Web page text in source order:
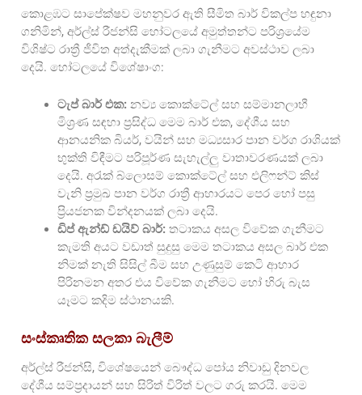
කොළඹට සාපේක්ෂව මහනුවර ඇති සීමිත බාර් විකල්ප හඳුනා
ගනිමින්, අර්ල්ස් රීජන්සි හෝටලයේ අමුත්තන්ට පරිශ්‍රයේම
විශිෂ්ට රාත්‍රී ජීවිත අත්දැකීමක් ලබා ගැනීමට අවස්ථාව ලබා
දෙයි. හෝටලයේ විශේෂාංග:
ටැප් බාර් එක: නව්‍ය කොක්ටේල් සහ සම්මානලාභී
මිශ්‍රණ සඳහා ප්‍රසිද්ධ මෙම බාර් එක, දේශීය සහ
ආනයනික බියර්, වයින් සහ මධ්‍යසාර පාන වර්ග රාශියක්
භුක්ති විඳීමට පරිපූර්ණ සැහැල්ලු වාතාවරණයක් ලබා
දෙයි. අරැක් බ්ලොසම් කොක්ටේල් සහ එලිෆන්ට් කිස්
වැනි ප්‍රමුඛ පාන වර්ග රාත්‍රී ආහාරයට පෙර හෝ පසු
ප්‍රියජනක වින්දනයක් ලබා දෙයි.
ඩිප් ඇන්ඩ් ඩයිව් බාර්: තටාකය අසල විවේක ගැනීමට
කැමති අයට වඩාත් සුදුසු මෙම තටාකය අසල බාර් එක
නිමක් නැති සිසිල් බීම සහ උණුසුම් කෙටි ආහාර
පිරිනමන අතර එය විවේක ගැනීමට හෝ හිරු බැස
යෑමට කදිම ස්ථානයකි.
සංස්කෘතික සලකා බැලීම්
අර්ල්ස් රීජන්සි, විශේෂයෙන් බෞද්ධ පෝය නිවාඩු දිනවල
දේශීය සම්ප්‍රදායන් සහ සිරිත් විරිත් වලට ගරු කරයි. මෙම